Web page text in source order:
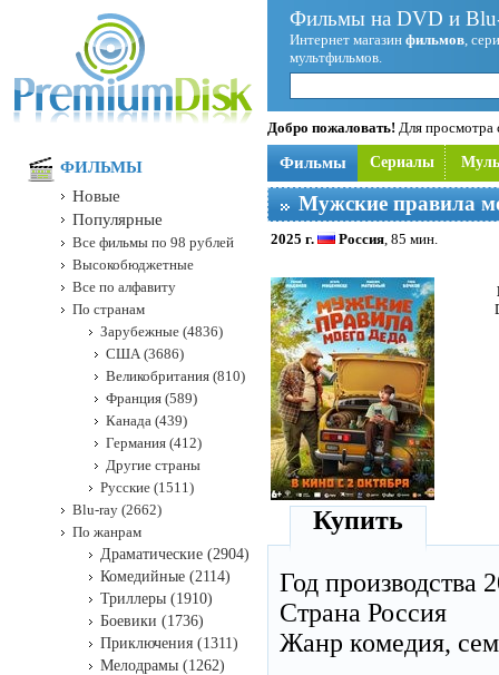
Фильмы на DVD и
Интернет магазин фильмов,
мультфильмов.
Добро пожаловать! Для просмотра
Фильмы Сериалы
Мужские правила
2025 г. Россия, 85 мин.
Купить
Год производства
Страна Россия
Жанр комедия,
ФИЛЬМЫ
Новые
Популярные
Все фильмы по 98 рублей
Высокобюджетные
Все по алфавиту
По странам
Зарубежные (4836)
США (3686)
Великобритания (810)
Франция (589)
Канада (439)
Германия (412)
Другие страны
Русские (1511)
Blu-ray (2662)
По жанрам
Драматические (2904)
Комедийные (2114)
Триллеры (1910)
Боевики (1736)
Приключения (1311)
Мелодрамы (1262)